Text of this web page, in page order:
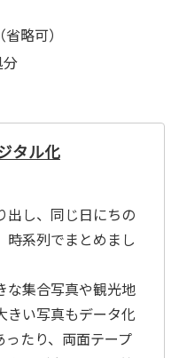
略可）
分
タル化
出し、同じ日にちの
時系列でまとめまし
な集合写真や観光地
きい写真もデータ化
ったり、両面テープ